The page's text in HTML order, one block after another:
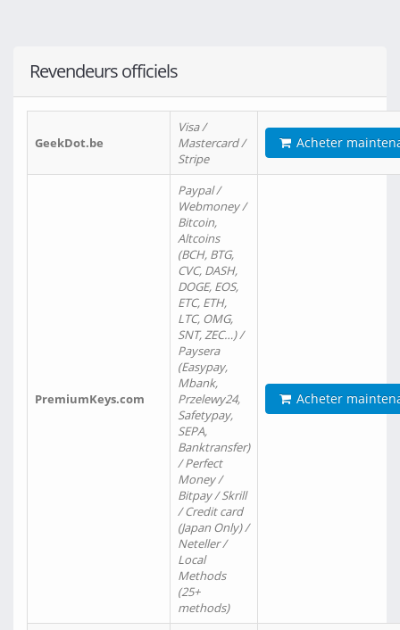
Revendeurs officiels
GeekDot.be
Visa /
Mastercard /
Stripe
Acheter
PremiumKeys.com
Paypal /
Webmoney /
Bitcoin,
Altcoins
(BCH, BTG,
CVC, DASH,
DOGE, EOS,
ETC, ETH,
LTC, OMG,
SNT, ZEC…) /
Paysera
(Easypay,
Mbank,
Przelewy24,
Safetypay,
SEPA,
Banktransfer)
/ Perfect
Money /
Bitpay / Skrill
/ Credit card
(Japan Only) /
Neteller /
Local
Methods
(25+
methods)
Acheter